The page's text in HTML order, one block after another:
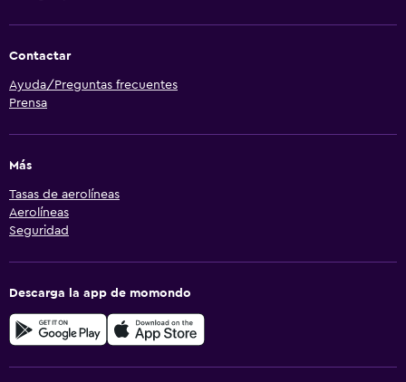
Contactar
Ayuda/Preguntas frecuentes
Prensa
Más
Tasas de aerolíneas
Aerolíneas
Seguridad
Descarga la app de momondo